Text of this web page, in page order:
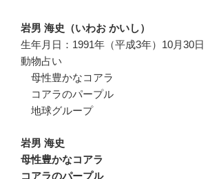
岩男 海史（いわお かいし）
生年月日：1991年（平成3年）10月30日
動物占い
母性豊かなコアラ
コアラのパープル
地球グループ
岩男 海史
母性豊かなコアラ
コアラのパープル